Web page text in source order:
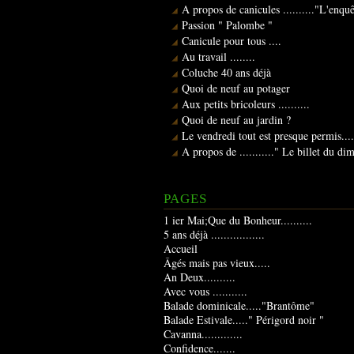
A propos de canicules
Passion " Palombe "
Canicule pour tous ....
Au travail ........
Coluche 40 ans déjà
Quoi de neuf au potager
Aux petits bricoleurs ..........
Quoi de neuf au jardin ?
Le vendredi tout est presque
A propos de ..........." Le billet du
PAGES
1 ier Mai;Que du Bonheur..........
5 ans déjà .................
Accueil
Âgés mais pas vieux.....
An Deux..........
Avec vous ...........
Balade dominicale....."Brantôme"
Balade Estivale....." Périgord noir "
Cavanna.............
Confidence.......